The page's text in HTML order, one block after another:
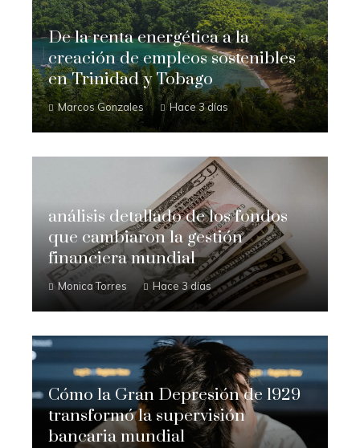
De la renta energética a la
creación de empleos sostenibles
en Trinidad y Tobago
Marcos Gonzales Hace 3 días
análisis detallado de los fondos
que cambiaron la gestión
financiera mundial
Monica Torres Hace 3 días
Cómo la Gran Depresión de 1929
transformó la supervisión
bancaria mundial